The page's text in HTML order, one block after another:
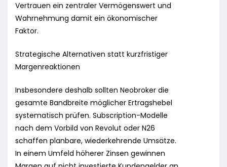
Vertrauen ein zentraler Vermögenswert und
Wahrnehmung damit ein ökonomischer
Faktor.
Strategische Alternativen statt kurzfristiger
Margenreaktionen
Insbesondere deshalb sollten Neobroker die
gesamte Bandbreite möglicher Ertragshebel
systematisch prüfen. Subscription-Modelle
nach dem Vorbild von Revolut oder N26
schaffen planbare, wiederkehrende Umsätze.
In einem Umfeld höherer Zinsen gewinnen